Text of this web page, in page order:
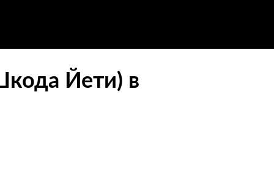
Йети) в